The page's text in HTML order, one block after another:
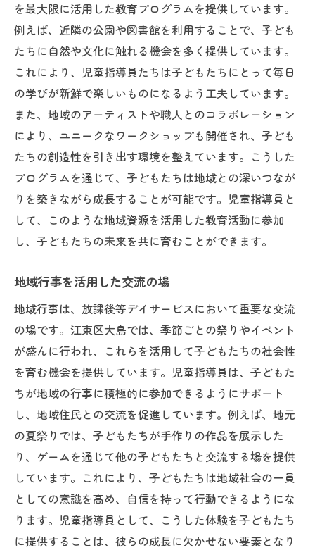
を最大限に活用した教育プログラムを提供しています。
例えば、近隣の公園や図書館を利用することで、子ども
たちに自然や文化に触れる機会を多く提供しています。
これにより、児童指導員たちは子どもたちにとって毎日
の学びが新鮮で楽しいものになるよう工夫しています。
また、地域のアーティストや職人とのコラボレーション
により、ユニークなワークショップも開催され、子ども
たちの創造性を引き出す環境を整えています。こうした
プログラムを通じて、子どもたちは地域との深いつなが
りを築きながら成長することが可能です。児童指導員と
して、このような地域資源を活用した教育活動に参加
し、子どもたちの未来を共に育むことができます。
地域行事を活用した交流の場
地域行事は、放課後等デイサービスにおいて重要な交流
の場です。江東区大島では、季節ごとの祭りやイベント
が盛んに行われ、これらを活用して子どもたちの社会性
を育む機会を提供しています。児童指導員は、子どもた
ちが地域の行事に積極的に参加できるようにサポート
し、地域住民との交流を促進しています。例えば、地元
の夏祭りでは、子どもたちが手作りの作品を展示した
り、ゲームを通じて他の子どもたちと交流する場を提供
しています。これにより、子どもたちは地域社会の一員
としての意識を高め、自信を持って行動できるようにな
ります。児童指導員として、こうした体験を子どもたち
に提供することは、彼らの成長に欠かせない要素となり